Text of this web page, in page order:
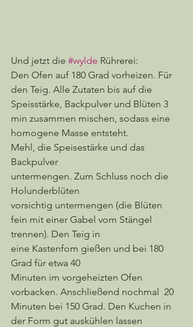
Und jetzt die #wylde Rührerei:
Den Ofen auf 180 Grad vorheizen. Für
den Teig. Alle Zutaten bis auf die
Speisstärke, Backpulver und Blüten 3
min zusammen mischen, sodass eine
homogene Masse entsteht.
Mehl, die Speisestärke und das
Backpulver
untermengen. Zum Schluss noch die
Holunderblüten
vorsichtig untermengen (die Blüten
fein mit einer Gabel vom Stängel
trennen). Den Teig in
eine Kastenfom gießen und bei 180
Grad für etwa 40
Minuten im vorgeheizten Ofen
vorbacken. Anschließend nochmal  20
Minuten bei 150 Grad. Den Kuchen in
der Form gut auskühlen lassen